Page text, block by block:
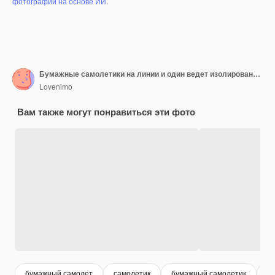
Бумажные самолетики на линии и один ведет изолированно на синей спине
Lovenimo
Вам также могут понравиться эти фото